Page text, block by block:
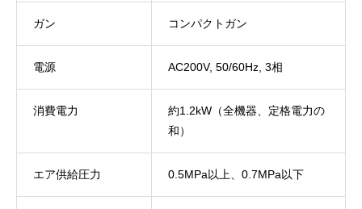
ガン コンパクトガン
電源 AC200V, 50/60Hz, 3相
消費電力
約1.2kW（全機器、定格電力の
和）
エア供給圧力 0.5MPa以上、0.7MPa以下